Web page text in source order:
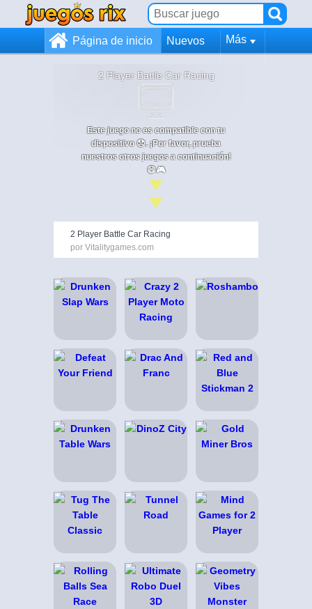
Página de inicio Nuevos Más
2 Player Battle Car Racing
Este juego no es compatible con tu
dispositivo 😞. ¡Por favor, prueba
nuestros otros juegos a continuación!
😄🎮
2 Player Battle Car Racing
por Vitalitygames.com